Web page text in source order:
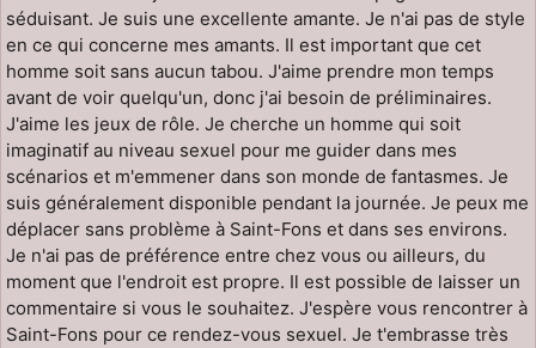
séduisant. Je suis une excellente amante. Je n'ai pas de style
en ce qui concerne mes amants. Il est important que cet
homme soit sans aucun tabou. J'aime prendre mon temps
avant de voir quelqu'un, donc j'ai besoin de préliminaires.
J'aime les jeux de rôle. Je cherche un homme qui soit
imaginatif au niveau sexuel pour me guider dans mes
scénarios et m'emmener dans son monde de fantasmes. Je
suis généralement disponible pendant la journée. Je peux me
déplacer sans problème à Saint-Fons et dans ses environs.
Je n'ai pas de préférence entre chez vous ou ailleurs, du
moment que l'endroit est propre. Il est possible de laisser un
commentaire si vous le souhaitez. J'espère vous rencontrer à
Saint-Fons pour ce rendez-vous sexuel. Je t'embrasse très